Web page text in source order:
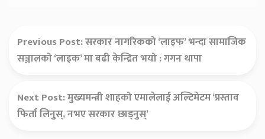
Previous Post:सरकार नागरिकको ‘लाइफ’ भन्दा सामाजिक
सञ्जालको ‘लाइक’ मा बढी केन्द्रित भयो : गगन थापा
Next Post:मुख्यमन्त्री शाहको एमालेलाई अल्टिमेटम ‘प्रस्ताव
फिर्ता लिनुस्, नभए सरकार छाड्नुस्’